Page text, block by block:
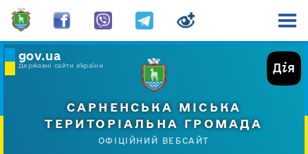
gov.ua
Державні сайти України
САРНЕНСЬКА МІСЬКА
ТЕРИТОРІАЛЬНА ГРОМАДА
ОФІЦІЙНИЙ ВЕБСАЙТ